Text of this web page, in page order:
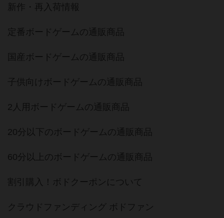
新作・再入荷情報
定番ボードゲームの通販商品
国産ボードゲームの通販商品
子供向けボードゲームの通販商品
2人用ボードゲームの通販商品
20分以下のボードゲームの通販商品
60分以上のボードゲームの通販商品
割引購入！ボドクーポンについて
クラウドファンディング ボドファン